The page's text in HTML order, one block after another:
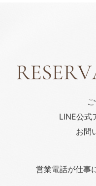
LINE公式
お問
営業電話が仕事